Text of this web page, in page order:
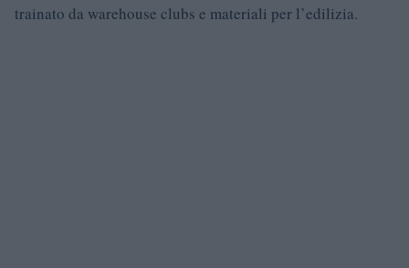
trainato da warehouse clubs e materiali per l’edilizia.